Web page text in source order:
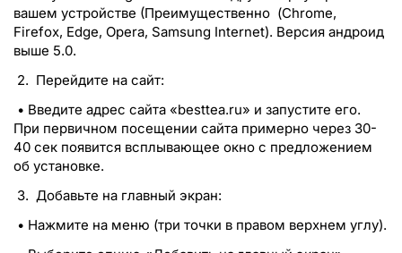
вашем устройстве (Преимущественно (Chrome,
Firefox, Edge, Opera, Samsung Internet). Версия андроид
выше 5.0.
2. Перейдите на сайт:
• Введите адрес сайта «besttea.ru» и запустите его.
При первичном посещении сайта примерно через 30-
40 сек появится всплывающее окно с предложением
об установке.
3. Добавьте на главный экран:
• Нажмите на меню (три точки в правом верхнем углу).